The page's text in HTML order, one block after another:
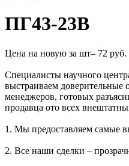
ПГ43-23В
Цена на новую за шт– 72 руб.
Специалисты научного
выстраиваем
менеджеров, готовых
продавца ото всех
1. Мы предоставляем самые
2. Все наши сделки –